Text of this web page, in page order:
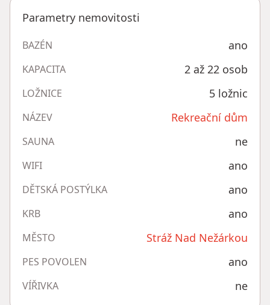
Parametry nemovitosti
BAZÉN ano
KAPACITA 2 až 22 osob
LOŽNICE 5 ložnic
NÁZEV Rekreační dům
SAUNA ne
WIFI ano
DĚTSKÁ POSTÝLKA ano
KRB ano
MĚSTO Stráž Nad Nežárkou
PES POVOLEN ano
VÍŘIVKA ne